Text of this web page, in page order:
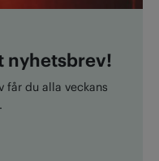
nyhetsbrev!
får du alla veckans